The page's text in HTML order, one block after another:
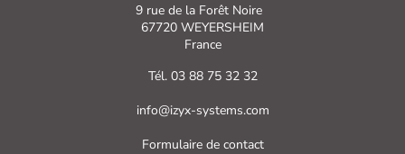
9 rue de la Forêt Noire
67720 WEYERSHEIM
France
Tél. 03 88 75 32 32
info@izyx-systems.com
Formulaire de contact